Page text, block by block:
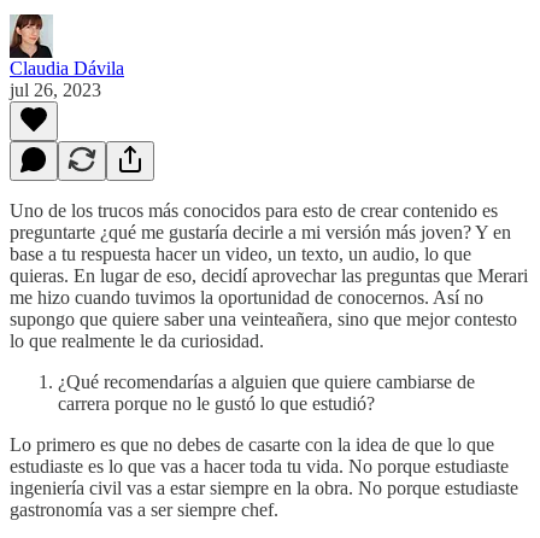
Claudia Dávila
jul 26, 2023
Uno de los trucos más conocidos para esto de crear contenido es
preguntarte ¿qué me gustaría decirle a mi versión más joven? Y en
base a tu respuesta hacer un video, un texto, un audio, lo que
quieras. En lugar de eso, decidí aprovechar las preguntas que Merari
me hizo cuando tuvimos la oportunidad de conocernos. Así no
supongo que quiere saber una veinteañera, sino que mejor contesto
lo que realmente le da curiosidad.
¿Qué recomendarías a alguien que quiere cambiarse de
carrera porque no le gustó lo que estudió?
Lo primero es que no debes de casarte con la idea de que lo que
estudiaste es lo que vas a hacer toda tu vida. No porque estudiaste
ingeniería civil vas a estar siempre en la obra. No porque estudiaste
gastronomía vas a ser siempre chef.